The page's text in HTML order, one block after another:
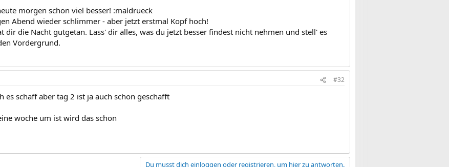
morgen schon viel besser! :maldrueck
Abend wieder schlimmer - aber jetzt erstmal Kopf hoch!
dir die Nacht gutgetan. Lass' dir alles, was du jetzt besser findest nicht nehmen und stell' es
Vordergrund.
#32
es schaff aber tag 2 ist ja auch schon geschafft
woche um ist wird das schon
Du musst dich einloggen oder registrieren, um hier zu antworten.